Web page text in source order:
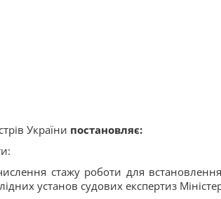
України постановляє:
стажу роботи для
установ судових експертиз